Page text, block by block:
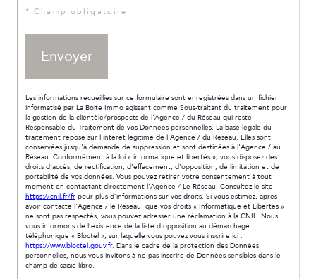
* Champ obligatoire
Envoyer
Les informations recueillies sur ce formulaire sont enregistrées dans un fichier
informatisé par La Boite Immo agissant comme Sous-traitant du traitement pour
la gestion de la clientèle/prospects de l'Agence / du Réseau qui reste
Responsable du Traitement de vos Données personnelles. La base légale du
traitement repose sur l'intérêt légitime de l'Agence / du Réseau. Elles sont
conservées jusqu'à demande de suppression et sont destinées à l'Agence / au
Réseau. Conformément à la loi « informatique et libertés », vous disposez des
droits d’accès, de rectification, d’effacement, d’opposition, de limitation et de
portabilité de vos données. Vous pouvez retirer votre consentement à tout
moment en contactant directement l’Agence / Le Réseau. Consultez le site
https://cnil.fr/fr pour plus d’informations sur vos droits. Si vous estimez, après
avoir contacté l'Agence / le Réseau, que vos droits « Informatique et Libertés »
ne sont pas respectés, vous pouvez adresser une réclamation à la CNIL. Nous
vous informons de l’existence de la liste d'opposition au démarchage
téléphonique « Bloctel », sur laquelle vous pouvez vous inscrire ici :
https://www.bloctel.gouv.fr. Dans le cadre de la protection des Données
personnelles, nous vous invitons à ne pas inscrire de Données sensibles dans le
champ de saisie libre.